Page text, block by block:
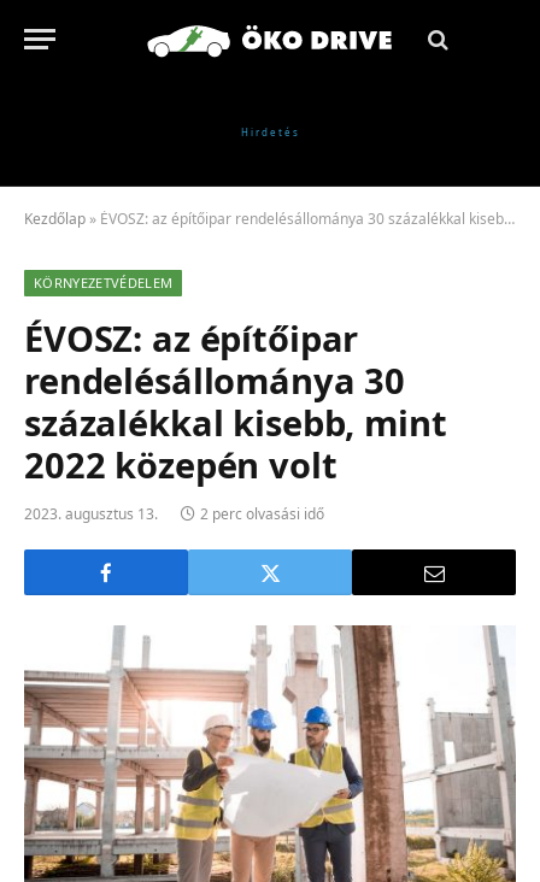
Kezdőlap » ÉVOSZ: az építőipar rendelésállománya 30 százalékkal kisebb, mint 2022 közepén volt
KÖRNYEZETVÉDELEM
ÉVOSZ: az építőipar
rendelésállománya 30
százalékkal kisebb, mint
2022 közepén volt
2023. augusztus 13. 2 perc olvasási idő